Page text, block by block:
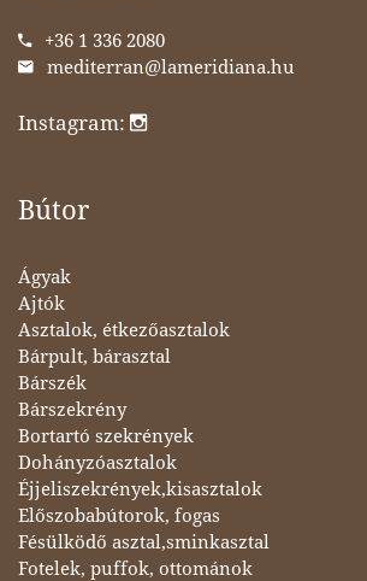
+36 1 336 2080
mediterran@lameridiana.hu
Instagram:
Bútor
Ágyak
Ajtók
Asztalok, étkezőasztalok
Bárpult, bárasztal
Bárszék
Bárszekrény
Bortartó szekrények
Dohányzóasztalok
Éjjeliszekrények,kisasztalok
Előszobabútorok, fogas
Fésülködő asztal,sminkasztal
Fotelek, puffok, ottománok